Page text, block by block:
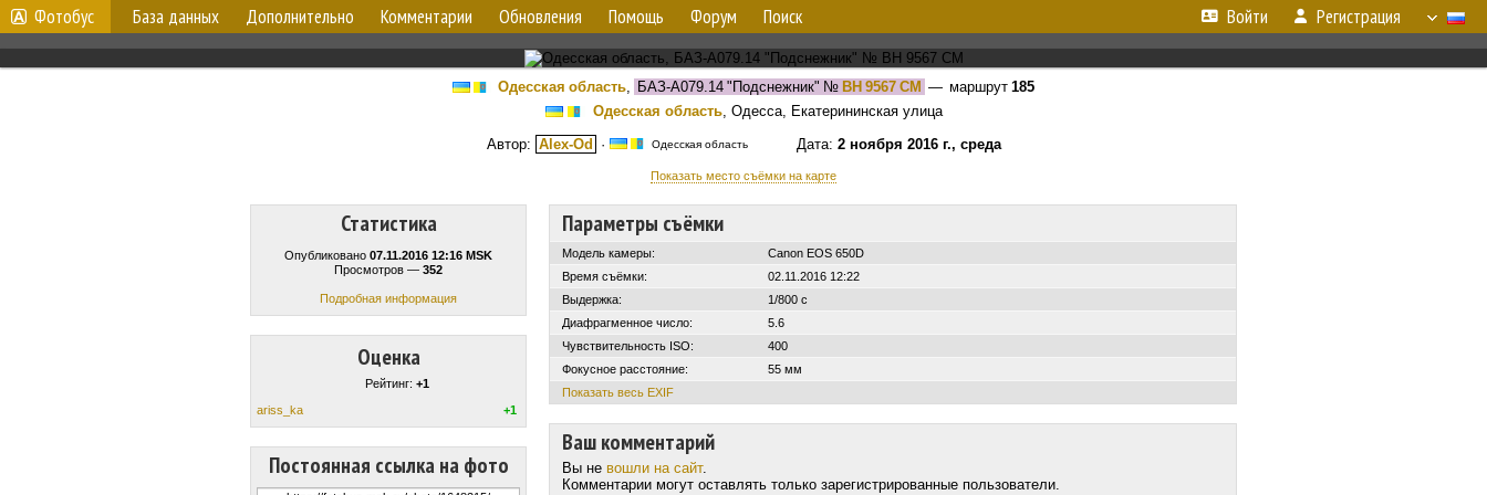
Фотобус База данных Дополнительно Комментарии Обновления Помощь Форум Поиск Войти Регистрация
Одесская область, БАЗ-А079.14 "Подснежник" № BH 9567 CM — маршрут 185
Одесская область, Одесса, Екатерининская улица
Автор: Alex-Od · Одесская областьДата: 2 ноября 2016 г., среда
Показать место съёмки на карте
Статистика
Опубликовано 07.11.2016 12:16 MSK
Просмотров — 352
Подробная информация
Оценка
Рейтинг: +1
ariss_ka
+1
Постоянная ссылка на фото
Параметры съёмки
Модель камеры:
Canon EOS 650D
Время съёмки:
02.11.2016 12:22
Выдержка:
1/800 с
Диафрагменное число:
5.6
Чувствительность ISO:
400
Фокусное расстояние:
55 мм
Показать весь EXIF
Ваш комментарий
Вы не вошли на сайт.
Комментарии могут оставлять только зарегистрированные пользователи.